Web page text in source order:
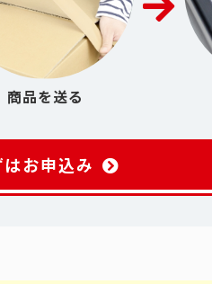
商品を送る
はお申込み